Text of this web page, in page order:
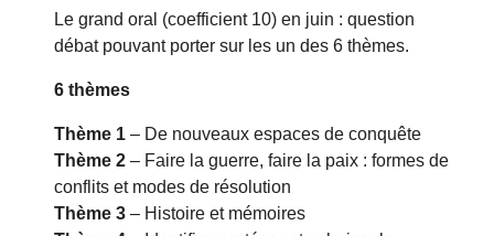
Le grand oral (coefficient 10) en juin : question
débat pouvant porter sur les un des 6 thèmes.
6 thèmes
Thème 1 – De nouveaux espaces de conquête
Thème 2 – Faire la guerre, faire la paix : formes de
conflits et modes de résolution
Thème 3 – Histoire et mémoires